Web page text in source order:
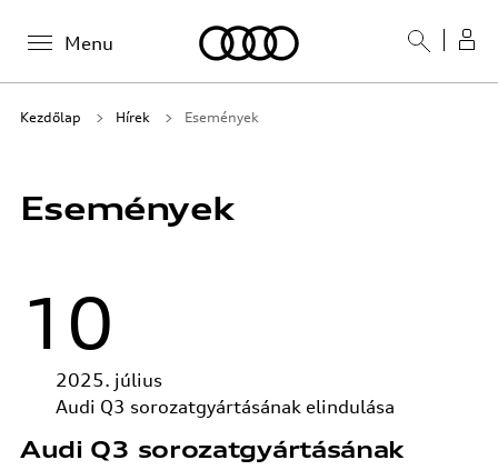
Menu
Kezdőlap Hírek Események
Események
10
2025. július
Audi Q3 sorozatgyártásának elindulása
Audi Q3 sorozatgyártásának